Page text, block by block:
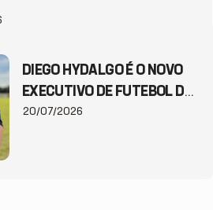
DIEGO HYDALGO É O NOVO
EXECUTIVO DE FUTEBOL DO
JEC
20/07/2026